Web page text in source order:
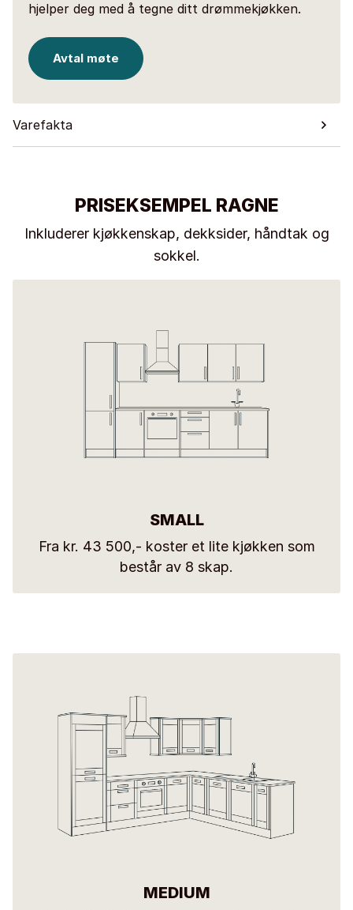
hjelper deg med å tegne ditt drømmekjøkken.
Avtal møte
Varefakta
PRISEKSEMPEL RAGNE
Inkluderer kjøkkenskap, dekksider, håndtak og
sokkel.
SMALL
Fra kr. 43 500,- koster et lite kjøkken som
består av 8 skap.
MEDIUM